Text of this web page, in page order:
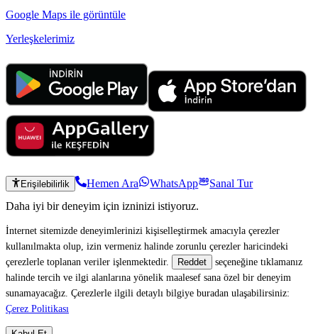
Google Maps ile görüntüle
Yerleşkelerimiz
Erişilebilirlik Hemen Ara WhatsApp
Sanal Tur
Daha iyi bir deneyim için izninizi istiyoruz.
İnternet sitemizde deneyimlerinizi kişiselleştirmek amacıyla çerezler
kullanılmakta olup, izin vermeniz halinde zorunlu çerezler haricindeki
çerezlerle toplanan veriler işlenmektedir.
Reddet
seçeneğine tıklamanız
halinde tercih ve ilgi alanlarına yönelik maalesef sana özel bir deneyim
sunamayacağız. Çerezlerle ilgili detaylı bilgiye buradan ulaşabilirsiniz:
Çerez Politikası